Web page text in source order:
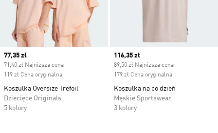
Current price
77,35 zł
71,40 zł Najniższa cena
119 zł Cena oryginalna
Koszulka Oversize Trefoil
Dziecięce Originals
5 kolory
Current price
116,35 zł
89,50 zł Najniższa cena
179 zł Cena oryginalna
Koszulka na co dzień
Męskie Sportswear
3 kolory